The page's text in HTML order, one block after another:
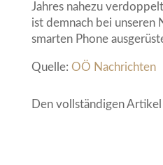
Jahres nahezu
ist demnach bei unseren
smarten Phone
Quelle: OÖ Nachrichten
Den vollständigen Artikel